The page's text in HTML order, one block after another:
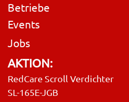
Betriebe
Events
Jobs
AKTION:
RedCare Scroll Verdichter
SL-165E-JGB